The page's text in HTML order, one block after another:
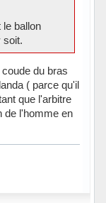
ballon
soit.
du bras
( parce qu'il
que l'arbitre
de l'homme en